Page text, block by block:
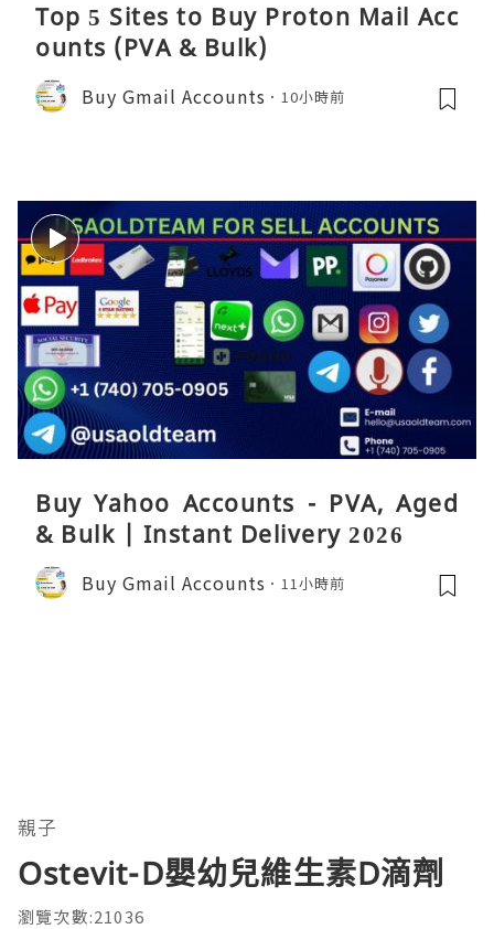
Top 5 Sites to Buy Proton Mail Acc
ounts (PVA & Bulk)
Buy Gmail Accounts 10小時前
Buy Yahoo Accounts - PVA, Aged
& Bulk | Instant Delivery 2026
Buy Gmail Accounts 11小時前
親子
Ostevit-D嬰幼兒維生素D滴劑
瀏覽次數:21036